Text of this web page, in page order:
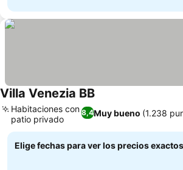
Villa Venezia BBVer precios
8,4Muy bueno (1.238
Habitaciones con
patio privado
Elige fechas para ver los precios exactos